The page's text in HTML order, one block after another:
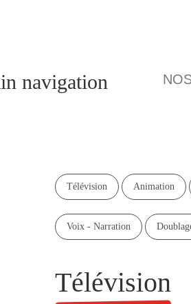
Main navigation
Télévision Animation
Vidéo Voix - Narration